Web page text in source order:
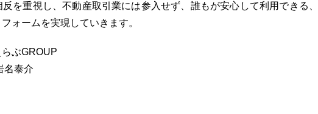
を重視し、不動産取引業には参入せず、誰もが安心して利用できる、
ォームを実現していきます。
ぶGROUP
名泰介